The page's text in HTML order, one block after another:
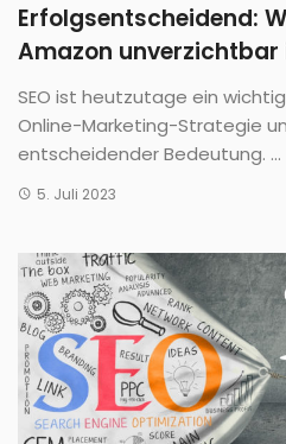
Erfolgsentscheidend:
Amazon unverzichtbar
SEO ist heutzutage ein
Online-Marketing-Strategie
entscheidender Bedeutung. ...
5. Juli 2023